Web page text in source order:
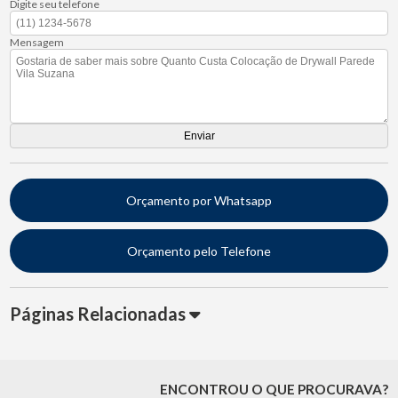
Digite seu telefone
Mensagem
Orçamento por Whatsapp
Orçamento pelo Telefone
Páginas Relacionadas
ENCONTROU O QUE PROCURAVA?